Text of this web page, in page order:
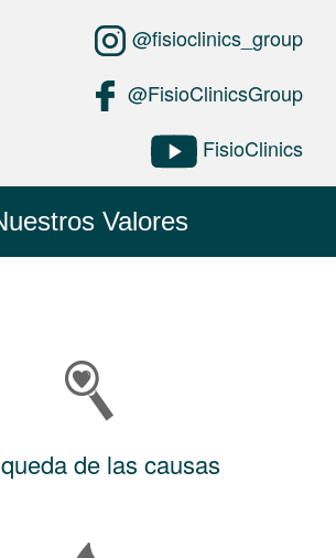
@fisioclinics_group
@FisioClinicsGroup
FisioClinics
Valores
de las causas